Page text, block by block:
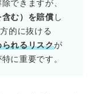
できますが、
む）を賠償 し
的に抜ける
れるリスクが
に重要です。